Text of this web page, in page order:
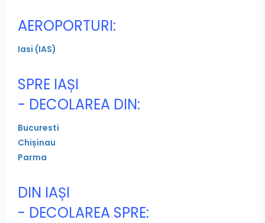
AEROPORTURI:
Iasi (IAS)
SPRE IAȘI
- DECOLAREA DIN:
Bucuresti
Chișinau
Parma
DIN IAȘI
- DECOLAREA SPRE: